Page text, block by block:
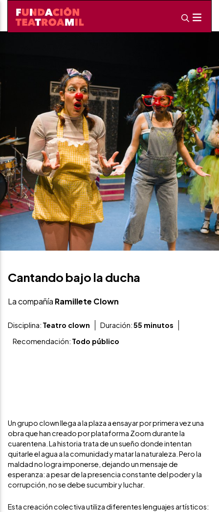
Cantando bajo la ducha
La compañía Ramillete Clown
Disciplina: Teatro clown Duración:55 minutos
Recomendación: Todo público
Un grupo clown llega a la plaza a ensayar por primera vez una
obra que han creado por plataforma Zoom durante la
cuarentena. La historia trata de un sueño donde intentan
quitarle el agua a la comunidad y matar la naturaleza. Pero la
maldad no logra imponerse, dejando un mensaje de
esperanza: a pesar de la presencia constante del poder y la
corrupción, no se debe sucumbir y luchar.
Esta creación colectiva utiliza diferentes lenguajes artísticos: